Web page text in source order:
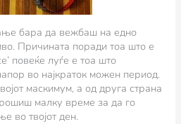
бара да вежбаш на едно
Причината поради тоа што е
повеќе луѓе е тоа што
во најкраток можен период.
маскимум, а од друга страна
малку време за да го
во твојот ден.